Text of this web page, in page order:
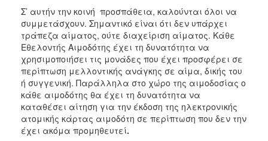
Σ’ αυτήν την κοινή προσπάθεια, καλούνται όλοι να
συμμετάσχουν. Σημαντικό είναι ότι δεν υπάρχει
τράπεζα αίματος, ούτε διαχείριση αίματος. Κάθε
Εθελοντής Αιμοδότης έχει τη δυνατότητα να
χρησιμοποιήσει τις μονάδες που έχει προσφέρει σε
περίπτωση μελλοντικής ανάγκης σε αίμα, δικής του
ή συγγενική. Παράλληλα στο χώρο της αιμοδοσίας ο
κάθε αιμοδότης θα έχει τη δυνατότητα να
καταθέσει αίτηση για την έκδοση της ηλεκτρονικής
ατομικής κάρτας αιμοδότη σε περίπτωση που δεν την
έχει ακόμα προμηθευτεί.